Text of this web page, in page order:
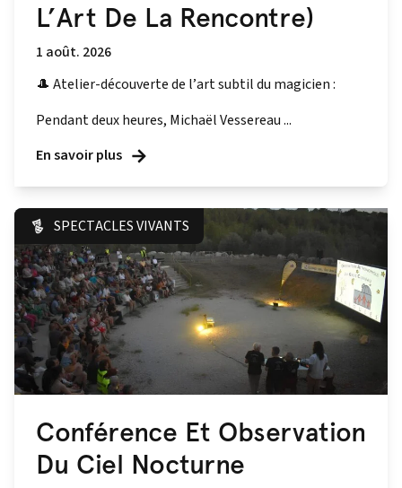
L’Art De La Rencontre)
1 août. 2026
🎩 Atelier-découverte de l’art subtil du magicien :
Pendant deux heures, Michaël Vessereau ...
En savoir plus
SPECTACLES VIVANTS
Conférence Et Observation
Du Ciel Nocturne